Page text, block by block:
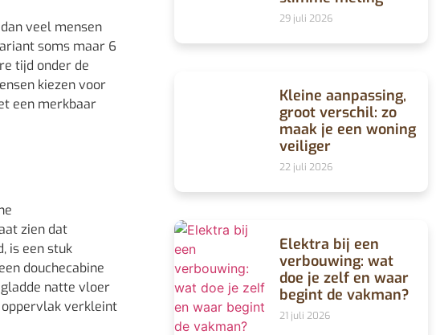
veel mensen
soms maar 6
tijd onder de
kiezen voor
een merkbaar
zien dat
is een stuk
douchecabine
natte vloer
verkleint
29 juli 2026
Kleine aanpassing,
groot verschil: zo
maak je een woning
veiliger
22 juli 2026
Elektra bij een
verbouwing: wat
doe je zelf en waar
begint de vakman?
21 juli 2026